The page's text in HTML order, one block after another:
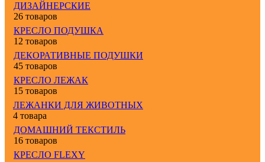
ДИЗАЙНЕРСКИЕ
26 товаров
КРЕСЛО ПОДУШКА
12 товаров
ДЕКОРАТИВНЫЕ ПОДУШКИ
45 товаров
КРЕСЛО ЛЕЖАК
15 товаров
ЛЕЖАНКИ ДЛЯ ЖИВОТНЫХ
4 товара
ДОМАШНИЙ ТЕКСТИЛЬ
16 товаров
КРЕСЛО FLEXY